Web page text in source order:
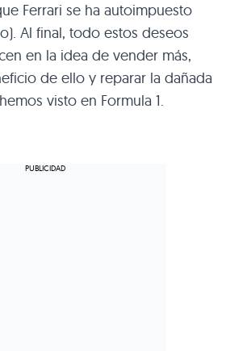
Ferrari se ha autoimpuesto
Al final, todo estos deseos
en la idea de vender más,
de ello y reparar la dañada
visto en Formula 1.